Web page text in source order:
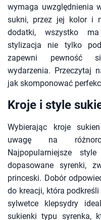
wymaga uwzględnienia
sukni, przez jej kolor i
dodatki, wszystko
stylizacja nie tylko
zapewni pewność
wydarzenia. Przeczytaj
jak skomponować
Kroje i style
Wybierając kroje
uwagę na
Najpopularniejsze
dopasowane syrenki,
princeski. Dobór
do kreacji, która
sylwetce klepsydry
sukienki typu syrenka,